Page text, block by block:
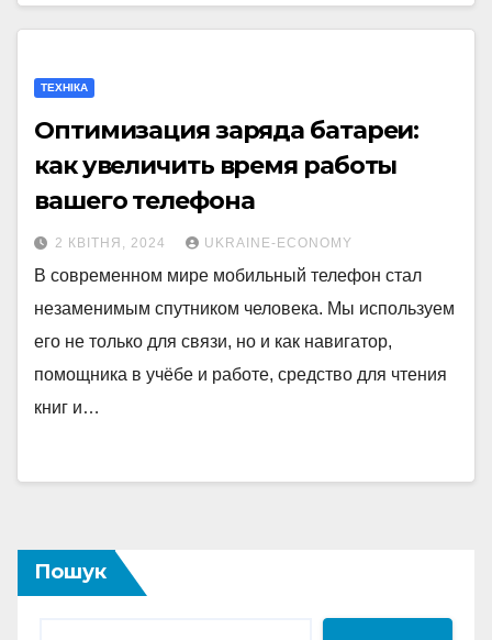
ТЕХНІКА
Оптимизация заряда батареи:
как увеличить время работы
вашего телефона
2 КВІТНЯ, 2024 UKRAINE-ECONOMY
В современном мире мобильный телефон стал
незаменимым спутником человека. Мы используем
его не только для связи, но и как навигатор,
помощника в учёбе и работе, средство для чтения
книг и…
Пошук